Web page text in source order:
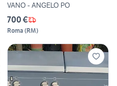
VANO - ANGELO PO
700 €
Roma (RM)